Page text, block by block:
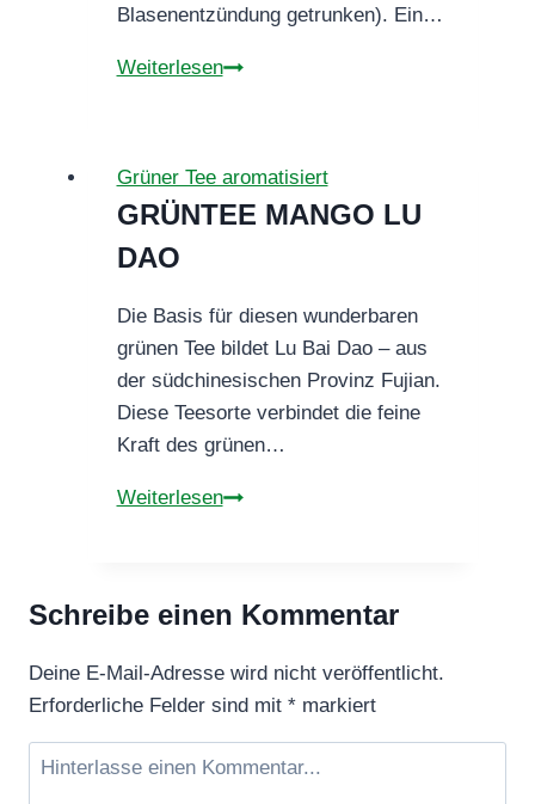
Blasenentzündung getrunken). Ein…
WeiterlesenGrüntee
Grüner Tee aromatisiert
GRÜNTEE MANGO LU
DAO
Die Basis für diesen wunderbaren
grünen Tee bildet Lu Bai Dao – aus
der südchinesischen Provinz Fujian.
Diese Teesorte verbindet die feine
Kraft des grünen…
WeiterlesenGRÜNTEE
Schreibe einen Kommentar
Deine E-Mail-Adresse wird nicht veröffentlicht.
Erforderliche Felder sind mit * markiert